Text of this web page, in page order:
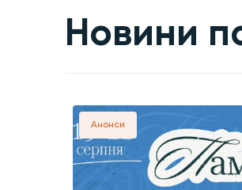
Новини
Анонси